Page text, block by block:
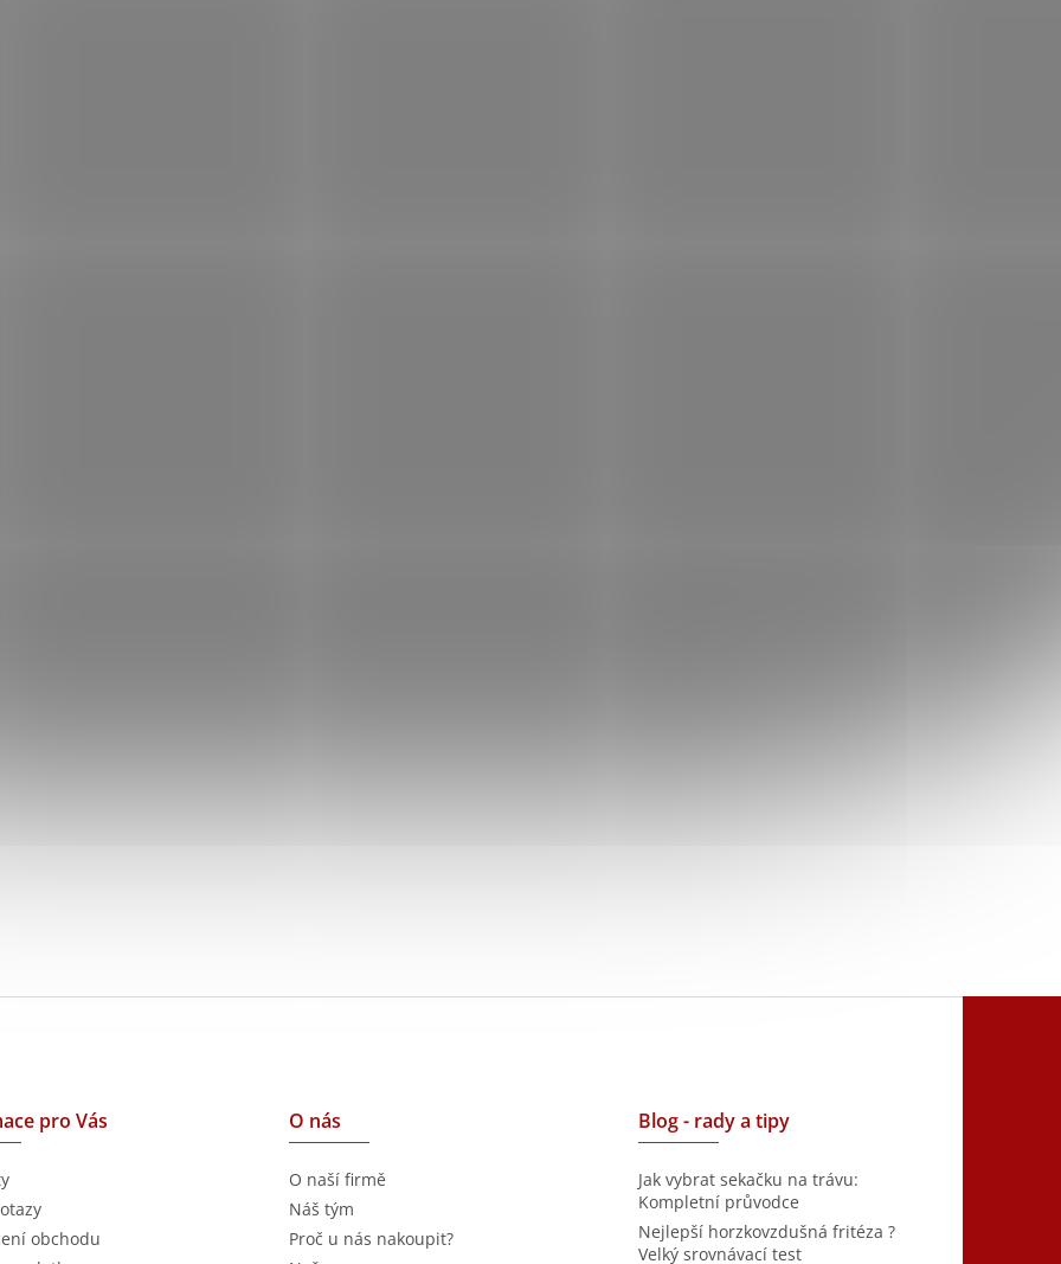
pro Vás
obchodu
O nás
O naší firmě
Náš tým
Proč u nás nakoupit?
Blog - rady a tipy
Jak vybrat sekačku na trávu:
Kompletní průvodce
Nejlepší horzkovzdušná fritéza ?
Velký srovnávací test